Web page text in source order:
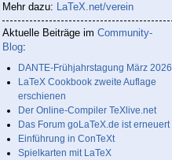
Mehr dazu: LaTeX.net/verein
Aktuelle Beiträge im Community-
Blog:
DANTE-Frühjahrstagung März 2026
LaTeX Cookbook zweite Auflage
erschienen
Der Online-Compiler TeXlive.net
Das Forum goLaTeX.de ist erneuert
Einführung in ConTeXt
Spielkarten mit LaTeX